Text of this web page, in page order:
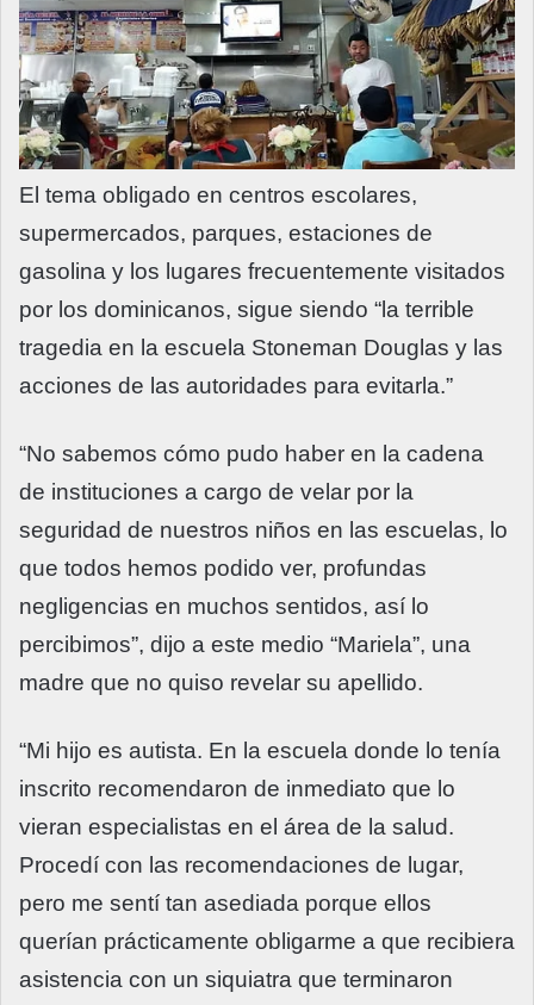
El tema obligado en centros escolares,
supermercados, parques, estaciones de
gasolina y los lugares frecuentemente visitados
por los dominicanos, sigue siendo “la terrible
tragedia en la escuela Stoneman Douglas y las
acciones de las autoridades para evitarla.”
“No sabemos cómo pudo haber en la cadena
de instituciones a cargo de velar por la
seguridad de nuestros niños en las escuelas, lo
que todos hemos podido ver, profundas
negligencias en muchos sentidos, así lo
percibimos”, dijo a este medio “Mariela”, una
madre que no quiso revelar su apellido.
“Mi hijo es autista. En la escuela donde lo tenía
inscrito recomendaron de inmediato que lo
vieran especialistas en el área de la salud.
Procedí con las recomendaciones de lugar,
pero me sentí tan asediada porque ellos
querían prácticamente obligarme a que recibiera
asistencia con un siquiatra que terminaron